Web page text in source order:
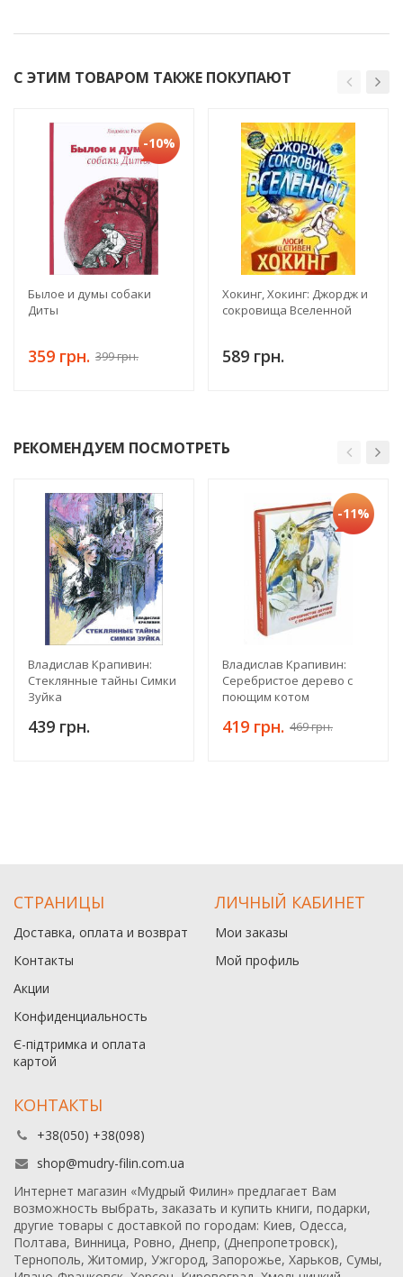
С ЭТИМ ТОВАРОМ ТАКЖЕ ПОКУПАЮТ
-10%
Былое и думы собаки
Диты
359 грн. 399 грн.
Хокинг, Хокинг: Джордж и
сокровища Вселенной
589 грн.
РЕКОМЕНДУЕМ ПОСМОТРЕТЬ
Владислав Крапивин:
Стеклянные тайны Симки
Зуйка
439 грн.
-11%
Владислав Крапивин:
Серебристое дерево с
поющим котом
419 грн. 469 грн.
СТРАНИЦЫ
Доставка, оплата и возврат
Контакты
Акции
Конфиденциальность
Є-підтримка и оплата
картой
ЛИЧНЫЙ КАБИНЕТ
Мои заказы
Мой профиль
КОНТАКТЫ
+38(050) +38(098)
shop@mudry-filin.com.ua
Интернет магазин «Мудрый Филин» предлагает Вам
возможность выбрать, заказать и купить книги, подарки,
другие товары с доставкой по городам: Киев, Одесса,
Полтава, Винница, Ровно, Днепр, (Днепропетровск),
Тернополь, Житомир, Ужгород, Запорожье, Харьков, Сумы,